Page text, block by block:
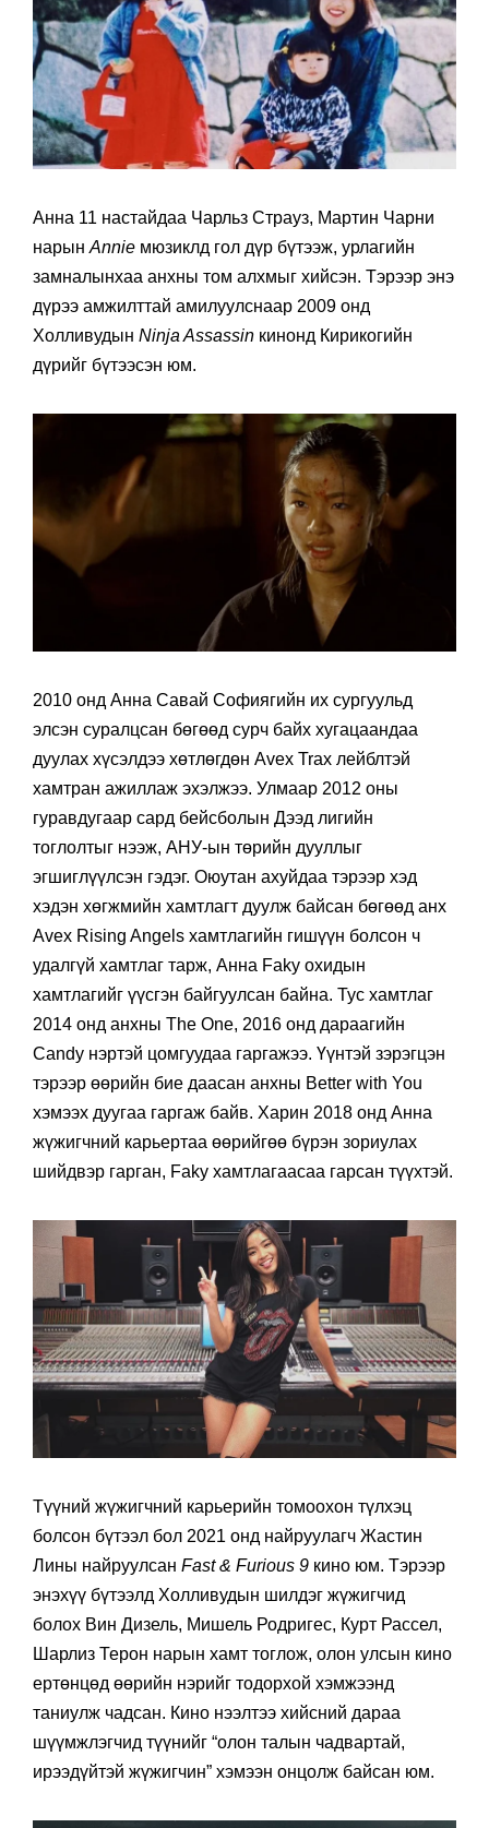
Анна 11 настайдаа Чарльз Страуз, Мартин Чарни
нарын Annie мюзиклд гол дүр бүтээж, урлагийн
замналынхаа анхны том алхмыг хийсэн. Тэрээр энэ
дүрээ амжилттай амилуулснаар 2009 онд
Холливудын Ninja Assassin кинонд Кирикогийн
дүрийг бүтээсэн юм.
2010 онд Анна Савай Софиягийн их сургуульд
элсэн суралцсан бөгөөд сурч байх хугацаандаа
дуулах хүсэлдээ хөтлөгдөн Avex Trax лейблтэй
хамтран ажиллаж эхэлжээ. Улмаар 2012 оны
гуравдугаар сард бейсболын Дээд лигийн
тоглолтыг нээж, АНУ-ын төрийн дууллыг
эгшиглүүлсэн гэдэг. Оюутан ахуйдаа тэрээр хэд
хэдэн хөгжмийн хамтлагт дуулж байсан бөгөөд анх
Avex Rising Angels хамтлагийн гишүүн болсон ч
удалгүй хамтлаг тарж, Анна Faky охидын
хамтлагийг үүсгэн байгуулсан байна. Тус хамтлаг
2014 онд анхны The One, 2016 онд дараагийн
Candy нэртэй цомгуудаа гаргажээ. Үүнтэй зэрэгцэн
тэрээр өөрийн бие даасан анхны Better with You
хэмээх дуугаа гаргаж байв. Харин 2018 онд Анна
жүжигчний карьертаа өөрийгөө бүрэн зориулах
шийдвэр гарган, Faky хамтлагаасаа гарсан түүхтэй.
Түүний жүжигчний карьерийн томоохон түлхэц
болсон бүтээл бол 2021 онд найруулагч Жастин
Лины найруулсан Fast & Furious 9 кино юм. Тэрээр
энэхүү бүтээлд Холливудын шилдэг жүжигчид
болох Вин Дизель, Мишель Родригес, Курт Рассел,
Шарлиз Терон нарын хамт тоглож, олон улсын кино
ертөнцөд өөрийн нэрийг тодорхой хэмжээнд
таниулж чадсан. Кино нээлтээ хийсний дараа
шүүмжлэгчид түүнийг “олон талын чадвартай,
ирээдүйтэй жүжигчин” хэмээн онцолж байсан юм.